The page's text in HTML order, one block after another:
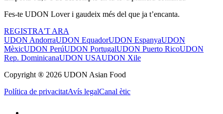
Fes-te UDON Lover i gaudeix més del que ja t’encanta.
REGISTRA'T ARA
UDON AndorraUDON EquadorUDON EspanyaUDON
MèxicUDON PerúUDON PortugalUDON Puerto RicoUDON
Rep. DominicanaUDON USAUDON Xile
Copyright ® 2026 UDON Asian Food
Política de privacitatAvís legalCanal ètic